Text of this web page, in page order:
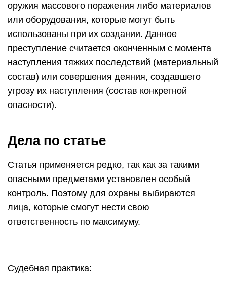
оружия массового поражения либо материалов
или оборудования, которые могут быть
использованы при их создании. Данное
преступление считается оконченным с момента
наступления тяжких последствий (материальный
состав) или совершения деяния, создавшего
угрозу их наступления (состав конкретной
опасности).
Дела по статье
Статья применяется редко, так как за такими
опасными предметами установлен особый
контроль. Поэтому для охраны выбираются
лица, которые смогут нести свою
ответственность по максимуму.
Судебная практика: